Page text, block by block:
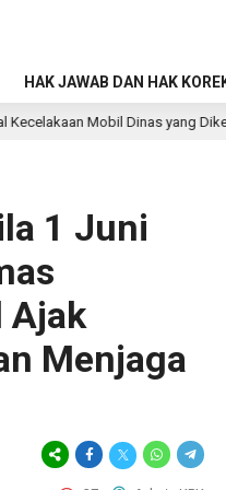
HAK JAWAB DAN HAK
Dikemudikan Perempuan
1 Juni
Ajak
Menjaga